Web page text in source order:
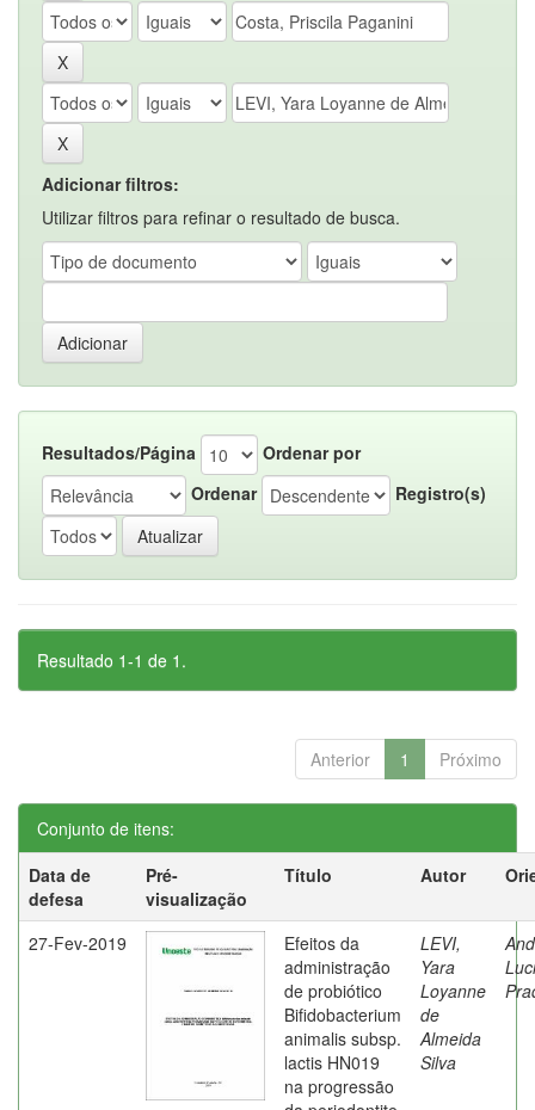
Adicionar filtros:
Utilizar filtros para refinar o resultado de busca.
Resultados/Página
Ordenar por
Ordenar
Registro(s)
Resultado 1-1 de 1.
Anterior 1 Próximo
Conjunto de itens:
Data de
defesa
Pré-
visualização
Título Autor
27-Fev-2019
Efeitos da
administração
de probiótico
Bifidobacterium
animalis subsp.
lactis HN019
na progressão
LEVI,
Yara
Loyanne
de
Almeida
Silva